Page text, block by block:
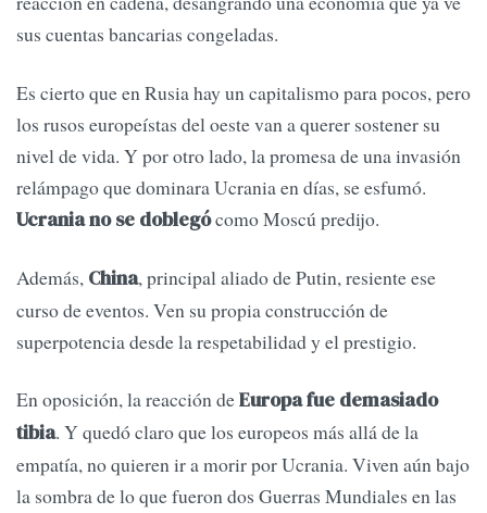
sus cuentas bancarias congeladas.
Es cierto que en Rusia hay un capitalismo para pocos, pero
los rusos europeístas del oeste van a querer sostener su
nivel de vida. Y por otro lado, la promesa de una invasión
relámpago que dominara Ucrania en días, se esfumó.
Ucrania no se doblegócomo Moscú predijo.
Además, China, principal aliado de Putin, resiente ese
curso de eventos. Ven su propia construcción de
superpotencia desde la respetabilidad y el prestigio.
En oposición, la reacción deEuropa fue demasiado
tibia. Y quedó claro que los europeos más allá de la
empatía, no quieren ir a morir por Ucrania. Viven aún bajo
la sombra de lo que fueron dos Guerras Mundiales en las